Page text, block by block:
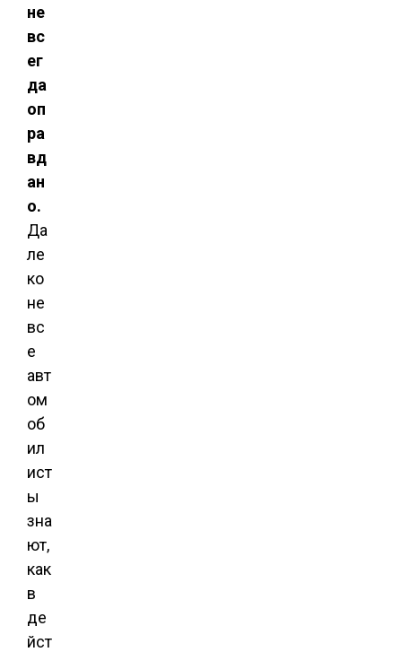
не
вс
ег
да
оп
ра
вд
ан
о.
Да
ле
ко
не
вс
е
авт
ом
об
ил
ист
ы
зна
ют,
как
в
де
йст